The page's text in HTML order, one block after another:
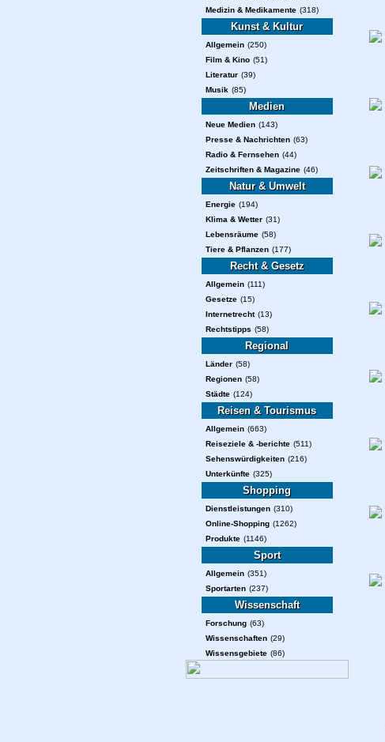
Medizin & Medikamente (318)
Kunst & Kultur
Allgemein (250)
Film & Kino (51)
Literatur (39)
Musik (85)
Medien
Neue Medien (143)
Presse & Nachrichten (63)
Radio & Fernsehen (44)
Zeitschriften & Magazine (46)
Natur & Umwelt
Energie (194)
Klima & Wetter (31)
Lebensräume (58)
Tiere & Pflanzen (177)
Recht & Gesetz
Allgemein (111)
Gesetze (15)
Internetrecht (13)
Rechtstipps (58)
Regional
Länder (58)
Regionen (58)
Städte (124)
Reisen & Tourismus
Allgemein (663)
Reiseziele & -berichte (511)
Sehenswürdigkeiten (216)
Unterkünfte (325)
Shopping
Dienstleistungen (310)
Online-Shopping (1262)
Produkte (1146)
Sport
Allgemein (351)
Sportarten (237)
Wissenschaft
Forschung (63)
Wissenschaften (29)
Wissensgebiete (86)